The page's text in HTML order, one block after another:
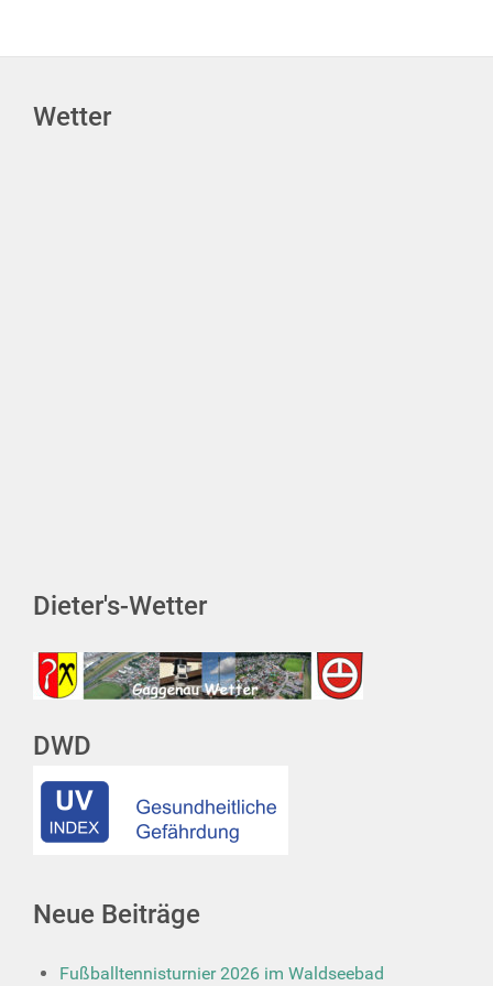
Wetter
Dieter's-Wetter
DWD
Neue Beiträge
Fußballtennisturnier 2026 im Waldseebad